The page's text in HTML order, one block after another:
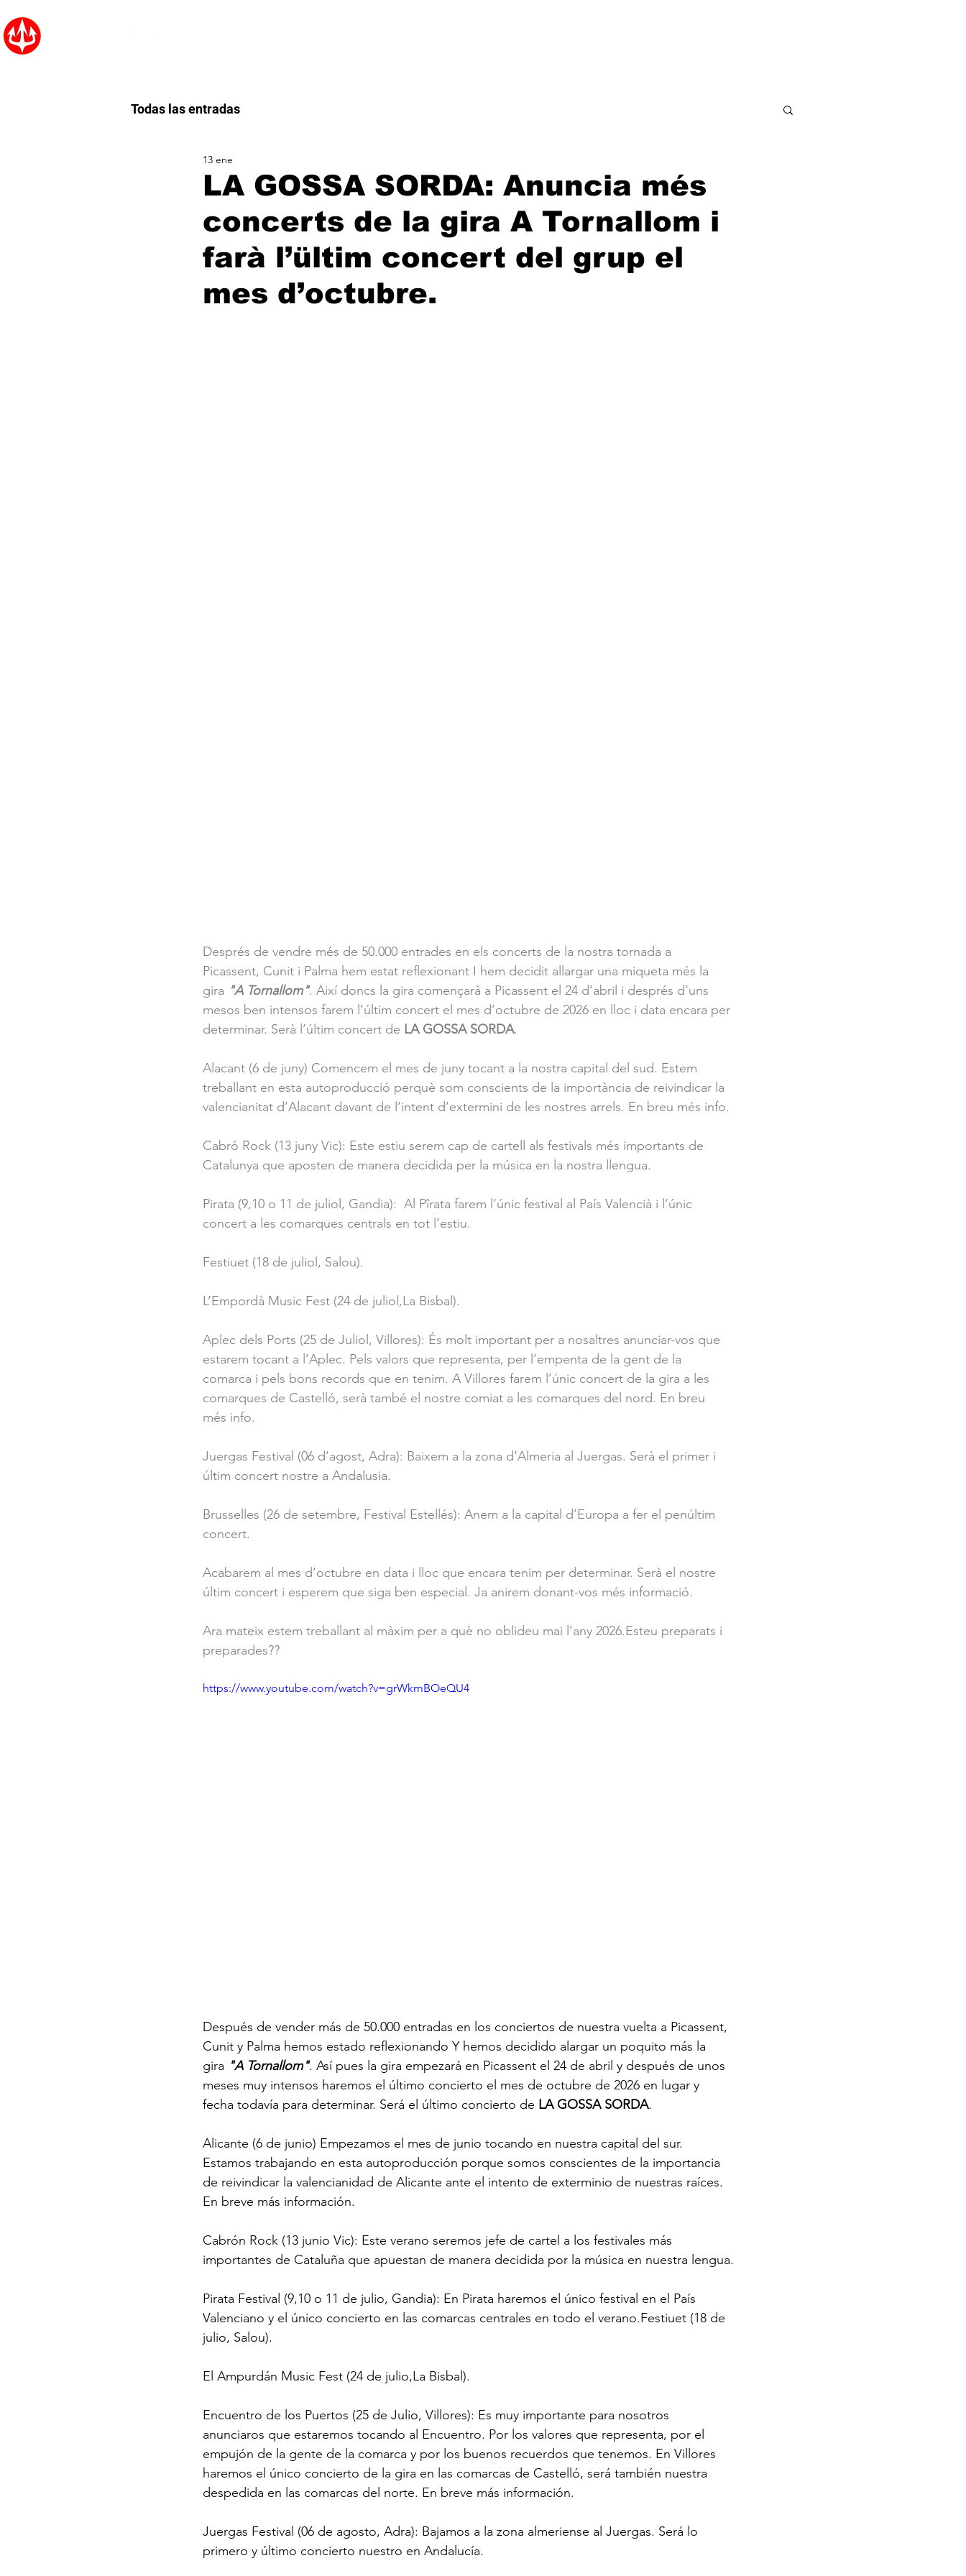
Todas las entradas
LA GOSSA SORDA: Anuncia més
concerts de la gira A Tornallom i
farà l’ültim concert del grup el
mes d’octubre.
13 ene
Després de vendre més de 50.000 entrades en els concerts de la nostra tornada a
Picassent, Cunit i Palma hem estat reflexionant I hem decidit allargar una miqueta més la
gira "A Tornallom". Així doncs la gira començarà a Picassent el 24 d’abril i després d’uns
mesos ben intensos farem l’últim concert el mes d’octubre de 2026 en lloc i data encara per
determinar. Serà l’últim concert de LA GOSSA SORDA.
Alacant (6 de juny) Comencem el mes de juny tocant a la nostra capital del sud. Estem
treballant en esta autoproducció perquè som conscients de la importància de reivindicar la
valencianitat d’Alacant davant de l’intent d’extermini de les nostres arrels. En breu més info.
Cabró Rock (13 juny Vic): Este estiu serem cap de cartell als festivals més importants de
Catalunya que aposten de manera decidida per la música en la nostra llengua.
Pirata (9,10 o 11 de juliol, Gandia):  Al Pîrata farem l’únic festival al País Valencià i l’únic
concert a les comarques centrals en tot l’estiu.
Festiuet (18 de juliol, Salou).
L’Empordà Music Fest (24 de juliol,La Bisbal).
Aplec dels Ports (25 de Juliol, Villores): És molt important per a nosaltres anunciar-vos que
estarem tocant a l’Aplec. Pels valors que representa, per l’empenta de la gent de la
comarca i pels bons records que en tenim. A Villores farem l’únic concert de la gira a les
comarques de Castelló, serà també el nostre comiat a les comarques del nord. En breu
més info.
Juergas Festival (06 d’agost, Adra): Baixem a la zona d’Almeria al Juergas. Serà el primer i
últim concert nostre a Andalusia.
Brusselles (26 de setembre, Festival Estellés): Anem a la capital d’Europa a fer el penúltim
concert.
Acabarem al mes d’octubre en data i lloc que encara tenim per determinar. Serà el nostre
últim concert i esperem que siga ben especial. Ja anirem donant-vos més informació.
Ara mateix estem treballant al màxim per a què no oblideu mai l’any 2026.Esteu preparats i
preparades??
https://www.youtube.com/watch?v=grWkmBOeQU4
Después de vender más de 50.000 entradas en los conciertos de nuestra vuelta a Picassent,
Cunit y Palma hemos estado reflexionando Y hemos decidido alargar un poquito más la
gira "A Tornallom". Así pues la gira empezará en Picassent el 24 de abril y después de unos
meses muy intensos haremos el último concierto el mes de octubre de 2026 en lugar y
fecha todavía para determinar. Será el último concierto de LA GOSSA SORDA.
Alicante (6 de junio) Empezamos el mes de junio tocando en nuestra capital del sur.
Estamos trabajando en esta autoproducción porque somos conscientes de la importancia
de reivindicar la valencianidad de Alicante ante el intento de exterminio de nuestras raíces.
En breve más información.
Cabrón Rock (13 junio Vic): Este verano seremos jefe de cartel a los festivales más
importantes de Cataluña que apuestan de manera decidida por la música en nuestra lengua.
Pirata Festival (9,10 o 11 de julio, Gandia): En Pirata haremos el único festival en el País
Valenciano y el único concierto en las comarcas centrales en todo el verano.Festiuet (18 de
julio, Salou).
El Ampurdán Music Fest (24 de julio,La Bisbal).
Encuentro de los Puertos (25 de Julio, Villores): Es muy importante para nosotros
anunciaros que estaremos tocando al Encuentro. Por los valores que representa, por el
empujón de la gente de la comarca y por los buenos recuerdos que tenemos. En Villores
haremos el único concierto de la gira en las comarcas de Castelló, será también nuestra
despedida en las comarcas del norte. En breve más información.
Juergas Festival (06 de agosto, Adra): Bajamos a la zona almeriense al Juergas. Será lo
primero y último concierto nuestro en Andalucía.